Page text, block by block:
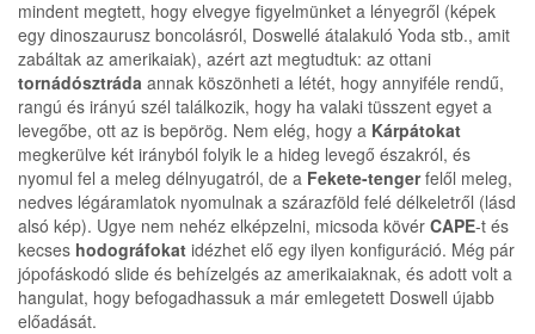
mindent megtett, hogy elvegye figyelmünket a lényegről (képek
egy dinoszaurusz boncolásról, Doswellé átalakuló Yoda stb., amit
zabáltak az amerikaiak), azért azt megtudtuk: az ottani
tornádósztráda annak köszönheti a létét, hogy annyiféle rendű,
rangú és irányú szél találkozik, hogy ha valaki tüsszent egyet a
levegőbe, ott az is bepörög. Nem elég, hogy a Kárpátokat
megkerülve két irányból folyik le a hideg levegő északról, és
nyomul fel a meleg délnyugatról, de a Fekete-tengerfelől meleg,
nedves légáramlatok nyomulnak a szárazföld felé délkeletről (lásd
alsó kép). Ugye nem nehéz elképzelni, micsoda kövér CAPE-t és
kecses hodográfokat idézhet elő egy ilyen konfiguráció. Még pár
jópofáskodó slide és behízelgés az amerikaiaknak, és adott volt a
hangulat, hogy befogadhassuk a már emlegetett Doswell újabb
előadását.